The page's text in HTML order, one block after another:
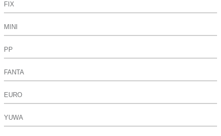
FIX
MINI
PP
FANTA
EURO
YUWA